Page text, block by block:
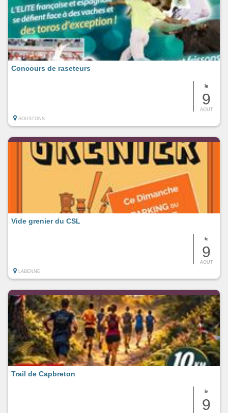
le
9
AOUT
Concours de raseteurs
SOUSTONS
le
9
AOUT
Vide grenier du CSL
LABENNE
le
9
Trail de Capbreton